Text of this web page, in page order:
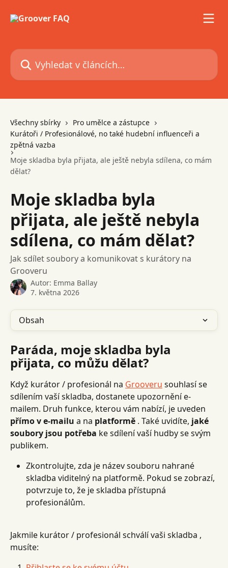
Vyhledat v článcích…
Všechny sbírky
Pro umělce a zástupce
Kurátoři / Profesionálové, no také hudební influenceři a
zpětná vazba
Moje skladba byla přijata, ale ještě nebyla sdílena, co mám
dělat?
Moje skladba byla
přijata, ale ještě nebyla
sdílena, co mám dělat?
Jak sdílet soubory a komunikovat s kurátory na
Grooveru
Autor: Emma Ballay
7. května 2026
Obsah
Paráda, moje skladba byla
přijata, co můžu dělat?
Když kurátor / profesionál na Grooveru souhlasí se
sdílením vaší skladba, dostanete upozornění e-
mailem. Druh funkce, kterou vám nabízí, je uveden
přímo v e-mailu a na platformě . Také uvidíte, jaké
soubory jsou potřeba ke sdílení vaší hudby se svým
publikem.
Zkontrolujte, zda je název souboru nahrané
skladba viditelný na platformě. Pokud se zobrazí,
potvrzuje to, že je skladba přístupná
profesionálům.
Jakmile kurátor / profesionál schválí vaši skladba ,
musíte: